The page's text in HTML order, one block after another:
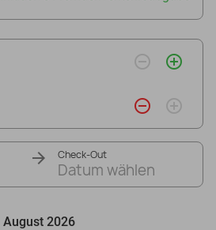
remove_circle_outline add_circle_outline
remove_circle_outline add_circle_outline
Check-Out
Datum wählen
August 2026